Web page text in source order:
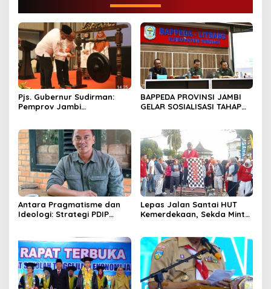
Pjs. Gubernur Sudirman:
Pemprov Jambi
Hijau
BAPPEDA PROVINSI JAMBI
GELAR SOSIALISASI TAHAP
MENGIMPLEMENTASIKAN
REDD+”
Antara Pragmatisme dan
Ideologi: Strategi PDIP
Lepas Jalan Santai HUT
Kemerdekaan, Sekda Minta